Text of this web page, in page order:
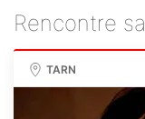
Rencontre
TARN